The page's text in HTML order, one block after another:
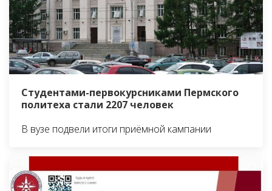
Студентами-первокурсниками Пермского
политеха стали 2207 человек
В вузе подвели итоги приёмной кампании